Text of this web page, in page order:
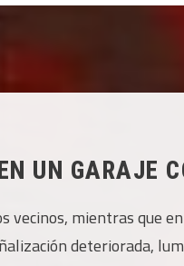
UN GARAJE
vecinos, mientras que
deteriorada,